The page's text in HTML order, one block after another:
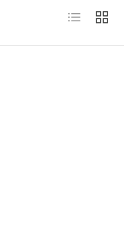
Lista